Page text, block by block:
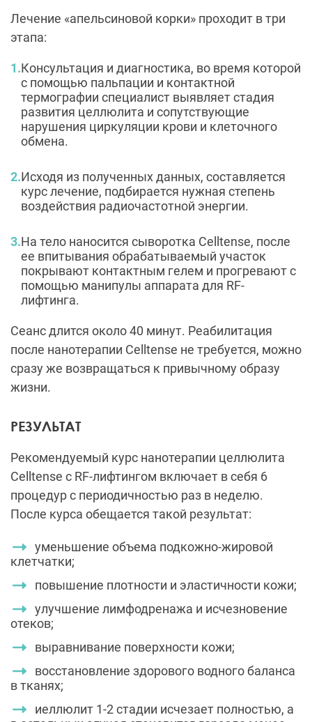
Лечение «апельсиновой корки» проходит в три
этапа:
Консультация и диагностика, во время которой
с помощью пальпации и контактной
термографии специалист выявляет стадия
развития целлюлита и сопутствующие
нарушения циркуляции крови и клеточного
обмена.
Исходя из полученных данных, составляется
курс лечение, подбирается нужная степень
воздействия радиочастотной энергии.
На тело наносится сыворотка Celltense, после
ее впитывания обрабатываемый участок
покрывают контактным гелем и прогревают с
помощью манипулы аппарата для RF-
лифтинга.
Сеанс длится около 40 минут. Реабилитация
после нанотерапии Celltense не требуется, можно
сразу же возвращаться к привычному образу
жизни.
РЕЗУЛЬТАТ
Рекомендуемый курс нанотерапии целлюлита
Celltense с RF-лифтингом включает в себя 6
процедур с периодичностью раз в неделю.
После курса обещается такой результат:
уменьшение объема подкожно-жировой
клетчатки;
повышение плотности и эластичности кожи;
улучшение лимфодренажа и исчезновение
отеков;
выравнивание поверхности кожи;
восстановление здорового водного баланса
в тканях;
иеллюлит 1-2 стадии исчезает полностью, а